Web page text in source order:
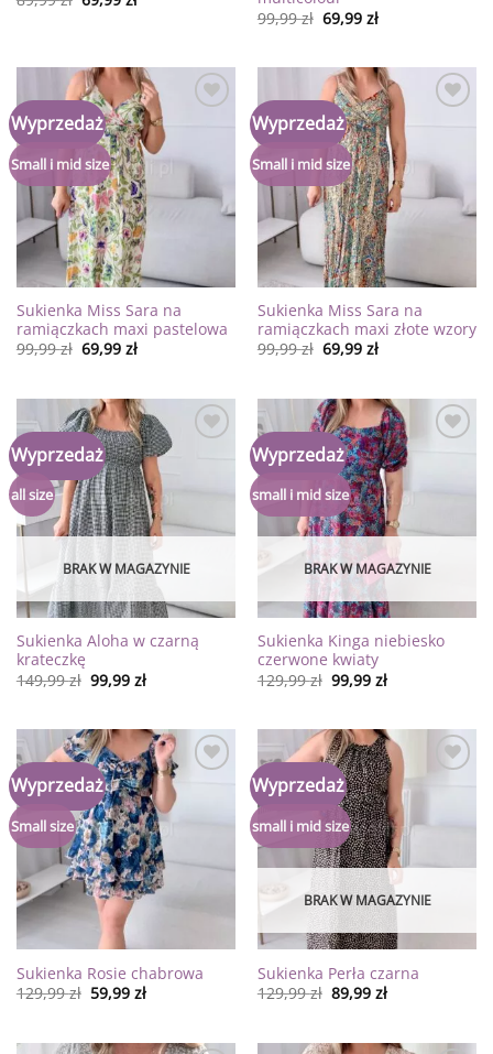
99,99zł 69,99 zł
Wyprzedaż
Small i mid size
życzeń
Sukienka Miss Sara na
ramiączkach maxi pastelowa
99,99zł 69,99 zł
Wyprzedaż
Small i mid size
życzeń
Sukienka Miss Sara na
ramiączkach maxi złote wzory
99,99zł 69,99 zł
Wyprzedaż
all size
BRAK W MAGAZYNIE
Sukienka Aloha w czarną
krateczkę
149,99zł 99,99 zł
Wyprzedaż
small i mid size
BRAK W MAGAZYNIE
Sukienka Kinga niebiesko
czerwone kwiaty
129,99zł 99,99 zł
Wyprzedaż
Small size
Sukienka Rosie chabrowa
129,99zł 59,99 zł
Wyprzedaż
small i mid size
życzeń
BRAK W MAGAZYNIE
Sukienka Perła czarna
129,99zł 89,99 zł